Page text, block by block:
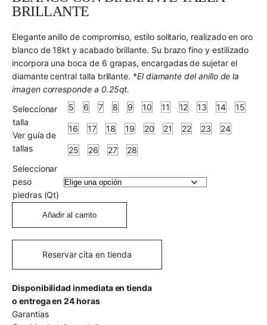
BRILLANTE
Elegante anillo de compromiso, estilo solitario, realizado en oro
blanco de 18kt y acabado brillante. Su brazo fino y estilizado
incorpora una boca de 6 grapas, encargadas de sujetar el
diamante central talla brillante. *El diamante del anillo de la
imagen corresponde a 0.25qt.
Seleccionar
talla
Ver guía de
tallas
5 6 7 8 9 10 11 12 13 14 15
16 17 18 19 20 21 22 23 24
25 26 27
28
Seleccionar
peso
piedras (Qt)
Añadir al carrito
Reservar cita en tienda
Disponibilidad inmediata en tienda
o entrega en 24 horas
Garantias